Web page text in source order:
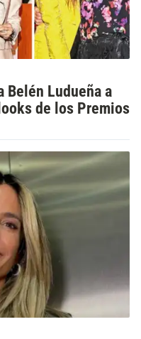
Belén Ludueña a
de los Premios